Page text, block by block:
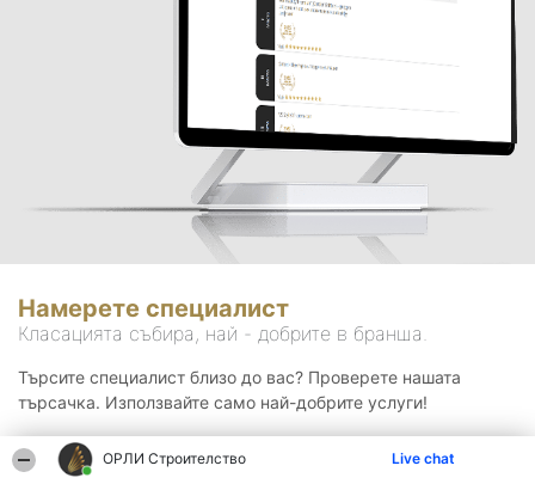
ОРЛИ Строителство Live chat
Намерете специалист
Класацията събира, най - добрите в бранша.
Търсите специалист близо до вас? Проверете нашата
търсачка. Използвайте само най-добрите услуги!